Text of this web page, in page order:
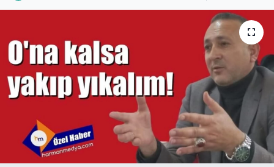
KÜLTÜR SANAT
EĞİTİM